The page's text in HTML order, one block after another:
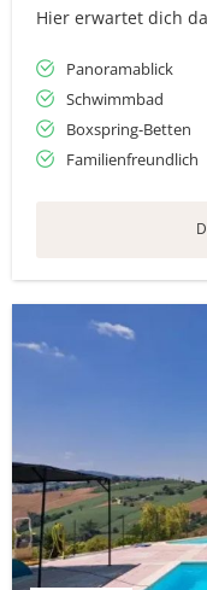
Hier erwartet dich
Panoramablick
Schwimmbad
Boxspring-Betten
Familienfreundlich